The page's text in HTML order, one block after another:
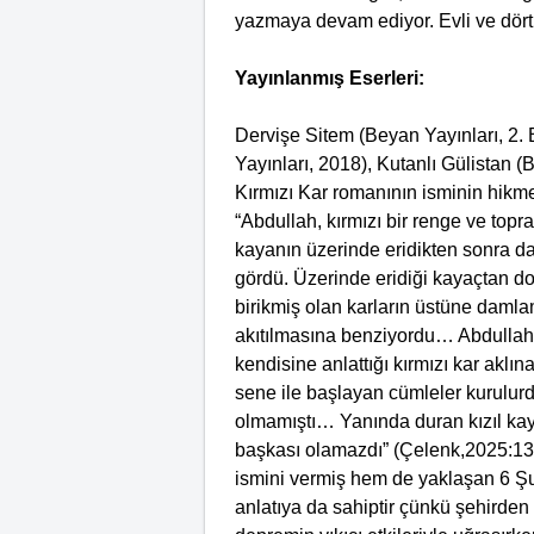
yazmaya devam ediyor. Evli ve dört
Yayınlanmış Eserleri:
Dervişe Sitem (Beyan Yayınları,
Yayınları, 2018), Kutanlı Gülistan
Kırmızı Kar romanının isminin
“Abdullah, kırmızı bir renge ve
kayanın üzerinde eridikten sonra
gördü. Üzerinde eridiği kayaçtan
birikmiş olan karların üstüne
akıtılmasına benziyordu…
kendisine anlattığı kırmızı kar
sene ile başlayan cümleler
olmamıştı… Yanında duran kızıl
başkası olamazdı”
ismini vermiş hem de yaklaşan 6
anlatıya da sahiptir çünkü